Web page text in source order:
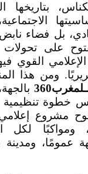
بتاريخها
بل فضاء
على
القوي
ومن هذا
خطوة تنظيمية
مشروع إعلامي
ومواكبًا لكل
عمومًا،